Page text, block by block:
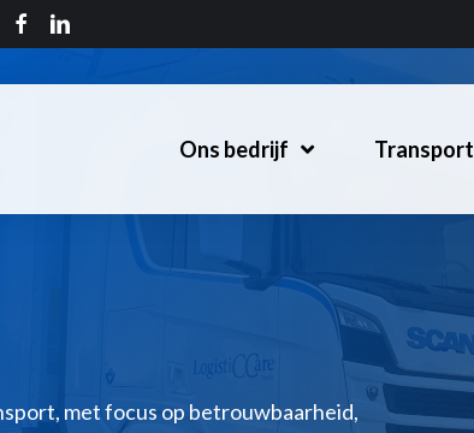
Ons bedrijf Transport
met focus op betrouwbaarheid,